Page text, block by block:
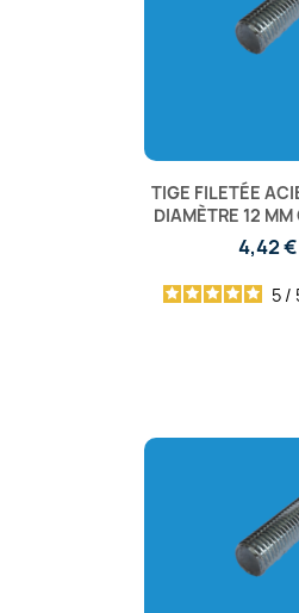
TIGE FILETÉE
DIAMÈTRE 12
4,42 €
5 /